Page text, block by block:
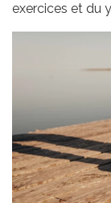
exercices et du